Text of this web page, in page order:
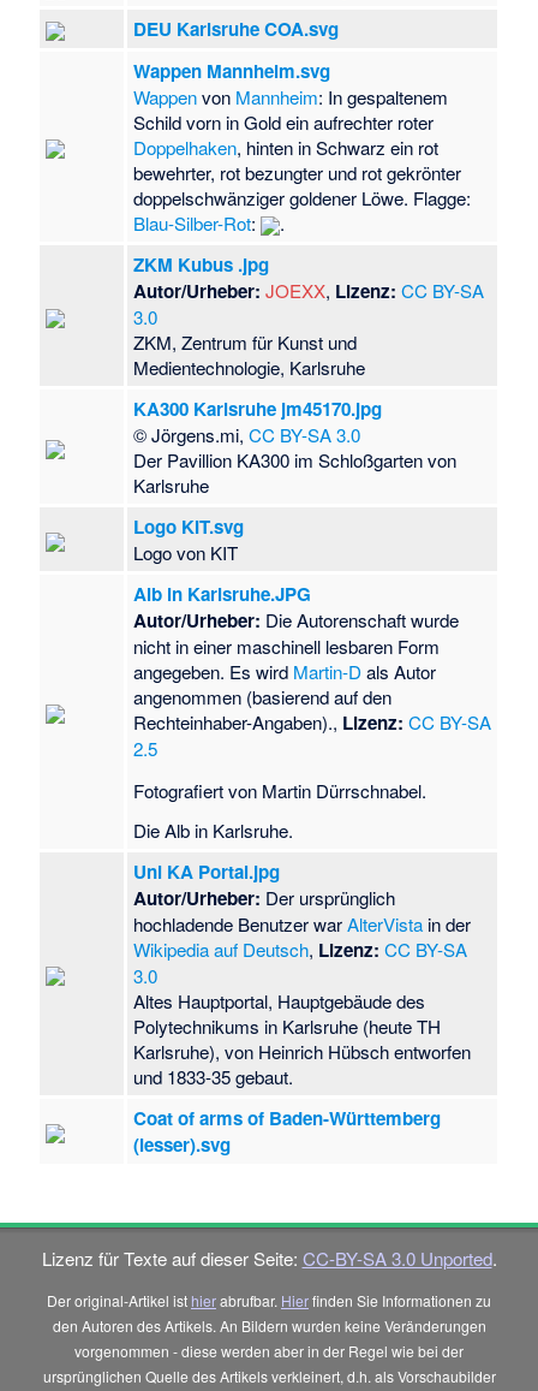
DEU Karlsruhe COA.svg
Wappen Mannheim.svg
Wappenvon Mannheim: In gespaltenem
Schild vorn in Gold ein aufrechter roter
Doppelhaken, hinten in Schwarz ein rot
bewehrter, rot bezungter und rot gekrönter
doppelschwänziger goldener Löwe. Flagge:
Blau-Silber-Rot: .
ZKM Kubus .jpg
Autor/Urheber: JOEXX, Lizenz: CC BY-SA
3.0
ZKM, Zentrum für Kunst und
Medientechnologie, Karlsruhe
KA300 Karlsruhe jm45170.jpg
© Jörgens.mi,CC BY-SA 3.0
Der Pavillion KA300 im Schloßgarten von
Karlsruhe
Logo KIT.svg
Logo von KIT
Alb in Karlsruhe.JPG
Autor/Urheber: Die Autorenschaft wurde
nicht in einer maschinell lesbaren Form
angegeben. Es wird Martin-D als Autor
angenommen (basierend auf den
Rechteinhaber-Angaben)., Lizenz: CC BY-SA
2.5
Fotografiert von Martin Dürrschnabel.
Die Alb in Karlsruhe.
Uni KA Portal.jpg
Autor/Urheber: Der ursprünglich
hochladende Benutzer warAlterVista in der
Wikipedia auf Deutsch, Lizenz: CC BY-SA
3.0
Altes Hauptportal, Hauptgebäude des
Polytechnikums in Karlsruhe (heute TH
Karlsruhe), von Heinrich Hübsch entworfen
und 1833-35 gebaut.
Coat of arms of Baden-Württemberg
(lesser).svg
Lizenz für Texte auf dieser Seite: CC-BY-SA 3.0 Unported.
Der original-Artikel ist hierabrufbar. Hierfinden Sie Informationen zu
den Autoren des Artikels. An Bildern wurden keine Veränderungen
vorgenommen - diese werden aber in der Regel wie bei der
ursprünglichen Quelle des Artikels verkleinert, d.h. als Vorschaubilder